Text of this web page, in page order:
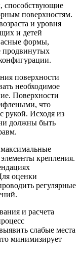
способствующие
поверхностям.
и уровня
и детей
формы,
продвинутых
поверхности
необходимое
Поверхности
что
рукой. Исходя из
должны быть
элементы крепления.
оценки
регулярные
и расчета
слабые места
минимизирует